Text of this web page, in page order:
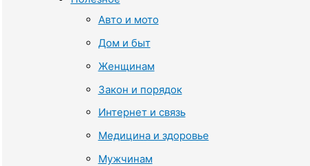
Авто и мото
Дом и быт
Женщинам
Закон и порядок
Интернет и связь
Медицина и здоровье
Мужчинам